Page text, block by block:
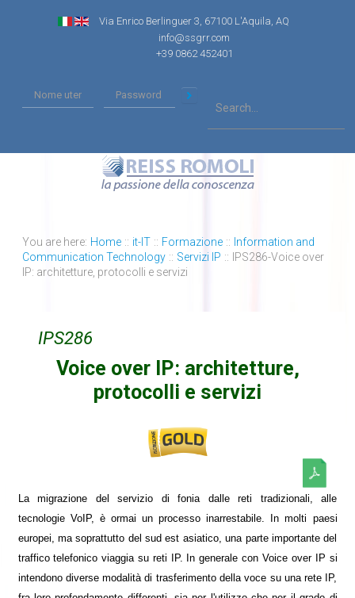
Via Enrico Berlinguer 3, 67100 L'Aquila, AQ
info@ssgrr.com
+39 0862 452401
You are here: Home :: it-IT :: Formazione :: Information and
Communication Technology :: Servizi IP ::
IPS286-Voice over
IP: architetture, protocolli e servizi
IPS286
Voice over IP: architetture,
protocolli e servizi
La migrazione del servizio di fonia dalle reti tradizionali, alle
tecnologie VoIP, è ormai un processo inarrestabile. In molti paesi
europei, ma soprattutto del sud est asiatico, una parte importante del
traffico telefonico viaggia su reti IP. In generale con Voice over IP si
intendono diverse modalità di trasferimento della voce su una rete IP,